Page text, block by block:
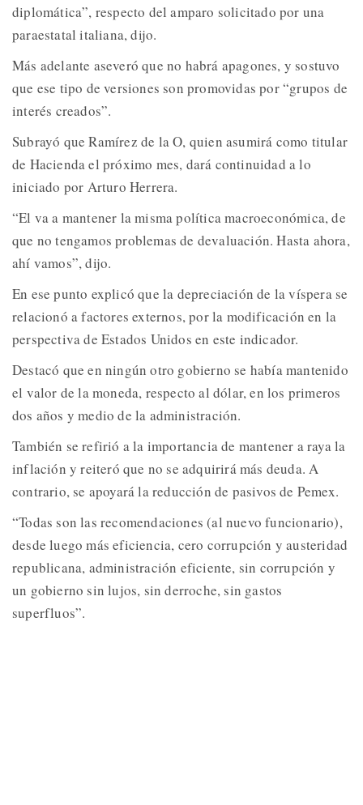
diplomática”, respecto del amparo solicitado por una
paraestatal italiana, dijo.
Más adelante aseveró que no habrá apagones, y sostuvo
que ese tipo de versiones son promovidas por “grupos de
interés creados”.
Subrayó que Ramírez de la O, quien asumirá como titular
de Hacienda el próximo mes, dará continuidad a lo
iniciado por Arturo Herrera.
“El va a mantener la misma política macroeconómica, de
que no tengamos problemas de devaluación. Hasta ahora,
ahí vamos”, dijo.
En ese punto explicó que la depreciación de la víspera se
relacionó a factores externos, por la modificación en la
perspectiva de Estados Unidos en este indicador.
Destacó que en ningún otro gobierno se había mantenido
el valor de la moneda, respecto al dólar, en los primeros
dos años y medio de la administración.
También se refirió a la importancia de mantener a raya la
inflación y reiteró que no se adquirirá más deuda. A
contrario, se apoyará la reducción de pasivos de Pemex.
“Todas son las recomendaciones (al nuevo funcionario),
desde luego más eficiencia, cero corrupción y austeridad
republicana, administración eficiente, sin corrupción y
un gobierno sin lujos, sin derroche, sin gastos
superfluos”.